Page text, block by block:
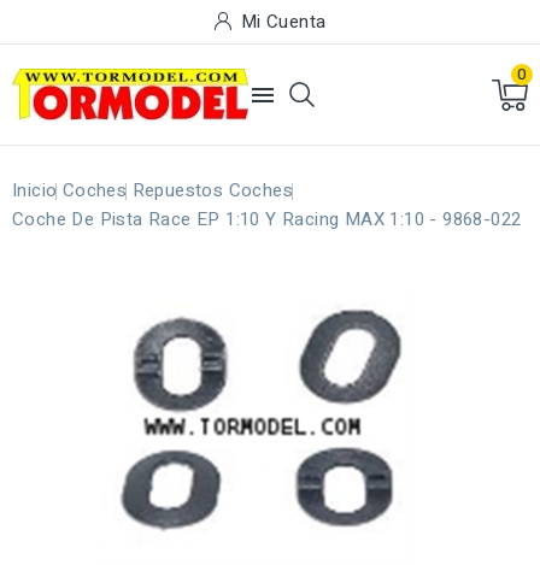
Mi Cuenta

0
Inicio Coches Repuestos Coches
Coche De Pista Race EP 1:10 Y Racing MAX 1:10 - 9868-022